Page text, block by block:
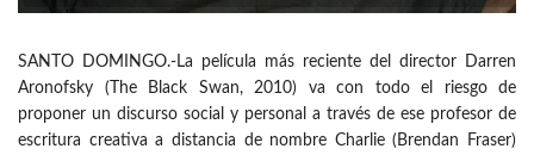
SANTO DOMINGO.-La película más reciente del director Darren
Aronofsky (The Black Swan, 2010) va con todo el riesgo de
proponer un discurso social y personal a través de ese profesor de
escritura creativa a distancia de nombre Charlie (Brendan Fraser)